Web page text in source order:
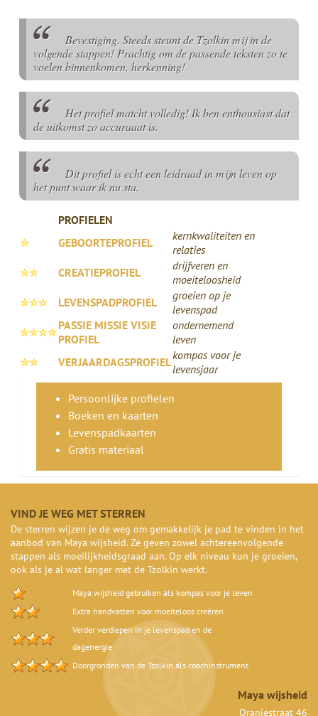
Bevestiging. Steeds steunt de Tzolkin mij in de
volgende stappen! Prachtig om de passende teksten zo te
voelen binnenkomen, herkenning!
Het profiel matcht volledig! Ik ben enthousiast dat
de uitkomst zo accuraaat is.
Dit profiel is echt een leidraad in mijn leven op
het punt waar ik nu sta.
PROFIELEN
✮
GEBOORTEPROFIEL
kernkwaliteiten en
relaties
✮✮
CREATIEPROFIEL
drijfveren en
moeiteloosheid
✮✮✮
LEVENSPADPROFIEL
groeien op je
levenspad
✮✮✮✮PASSIE MISSIE VISIE
PROFIEL
ondernemend
leven
✮✮
VERJAARDAGSPROFIELkompas voor je
levensjaar
Persoonlijke profielen
Boeken en kaarten
Levenspadkaarten
Gratis materiaal
VIND JE WEG MET STERREN
De sterren wijzen je de weg om gemakkelijk je pad te vinden in het
aanbod van Maya wijsheid. Ze geven zowel achtereenvolgende
stappen als moeilijkheidsgraad aan. Op elk niveau kun je groeien,
ook als je al wat langer met de Tzolkin werkt.
Maya wijsheid gebruiken als kompas voor je leven
Extra handvatten voor moeiteloos creëren
Verder verdiepen in je levenspad en de
dagenergie
Doorgronden van de Tzolkin als coachinstrument
Maya wijsheid
Oranjestraat 46